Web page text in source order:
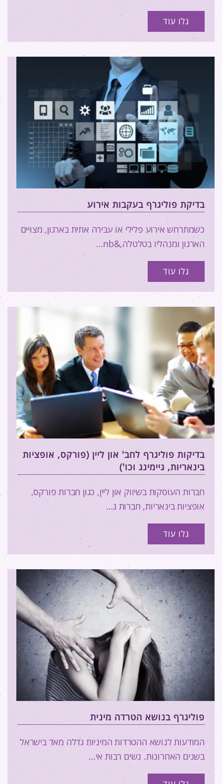
גלו עוד
בדיקת פוליגרף בעקבות אירוע
כשמתרחש אירוע פלילי או עבירה אתית בארגון, מצויים
הארגון ומנהליו בטלטלה,&nb…
גלו עוד
בדיקות פוליגרף לחב' און ליין (פורקס, אופציות
בינאריות, גיימינג וכו')
חברות העוסקות בשיווק און ליין, כגון חברות פורקס,
אופציות בינאריות, חברות ג…
גלו עוד
פוליגרף בנושא הטרדה מינית
המודעות לנושא ההטרדות המיניות גדלה מאד בישראל
בשנים האחרונות. נשים רבות אי…